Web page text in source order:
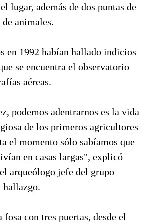
lugar, además de dos puntas de
animales.
en 1992 habían hallado indicios
se encuentra el observatorio
aéreas.
podemos adentrarnos es la vida
de los primeros agricultores
el momento sólo sabíamos que
en casas largas", explicó
arqueólogo jefe del grupo
hallazgo.
fosa con tres puertas, desde el